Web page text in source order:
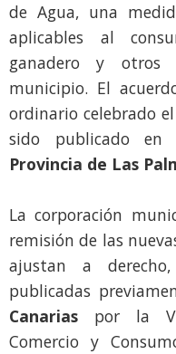
de Agua, una
aplicables al
ganadero y otros
municipio. El
ordinario celebrado
sido publicado
Provincia de Las
La corporación
remisión de las
ajustan a
publicadas
Canarias por la
Comercio y